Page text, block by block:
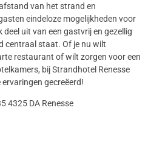
van het strand en
eindeloze mogelijkheden voor
uit van een gastvrij en gezellig
centraal staat. Of je nu wilt
restaurant of wilt zorgen voor een
bij Strandhotel Renesse
gecreëerd!
4325 DA Renesse